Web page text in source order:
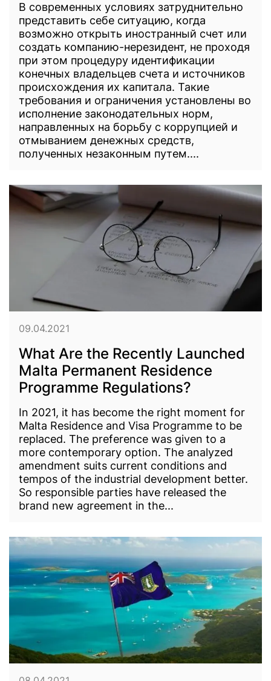
В современных условиях затруднительно
представить себе ситуацию, когда
возможно открыть иностранный счет или
создать компанию-нерезидент, не проходя
при этом процедуру идентификации
конечных владельцев счета и источников
происхождения их капитала. Такие
требования и ограничения установлены во
исполнение законодательных норм,
направленных на борьбу с коррупцией и
отмыванием денежных средств,
полученных незаконным путем....
What Are the Recently Launched
Malta Permanent Residence
Programme Regulations?
In 2021, it has become the right moment for
Malta Residence and Visa Programme to be
replaced. The preference was given to a
more contemporary option. The analyzed
amendment suits current conditions and
tempos of the industrial development better.
So responsible parties have released the
brand new agreement in the...
09.04.2021